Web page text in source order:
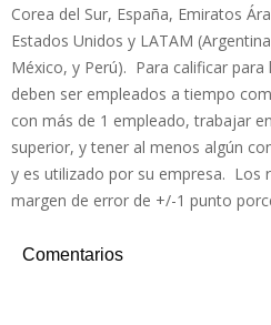
Corea del Sur, España, Emiratos
Estados Unidos y LATAM
México, y Perú). Para calificar
deben ser empleados a tiempo
con más de 1 empleado, trabajar
superior, y tener al menos algún
y es utilizado por su empresa. Los
margen de error de +/-1 punto
Comentarios